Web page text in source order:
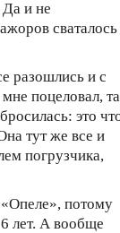
Да и не
сваталось
разошлись и с
поцеловал,
это
тут же все и
погрузчика,
«Опеле», потому
лет. А вообще